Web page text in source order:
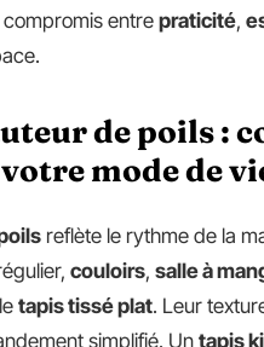
compromis entre praticité,
de poils :
mode de
reflète le rythme de la
couloirs, salle à
tapis tissé plat. Leur
simplifié. Un tapis